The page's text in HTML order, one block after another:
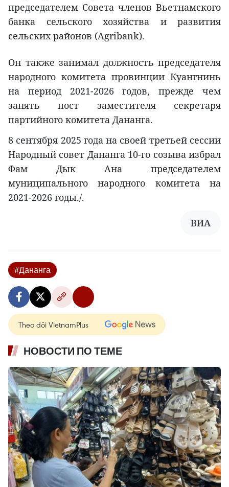
председателем Совета членов Вьетнамского
банка сельского хозяйства и развития
сельских районов (Agribank).
Он также занимал должность председателя
народного комитета провинции Куангнинь
на период 2021-2026 годов, прежде чем
занять пост заместителя секретаря
партийного комитета Дананга.
8 сентября 2025 года на своей третьей сессии
Народный совет Дананга 10-го созыва избрал
Фам Дык Ана председателем
муниципального народного комитета на
2021-2026 годы./.
ВИА
#Дананга
Theo dõi VietnamPlus
НОВОСТИ ПО ТЕМЕ